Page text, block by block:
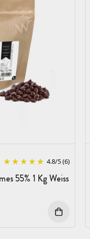
4.8/5(6)
55% 1 Kg Weiss